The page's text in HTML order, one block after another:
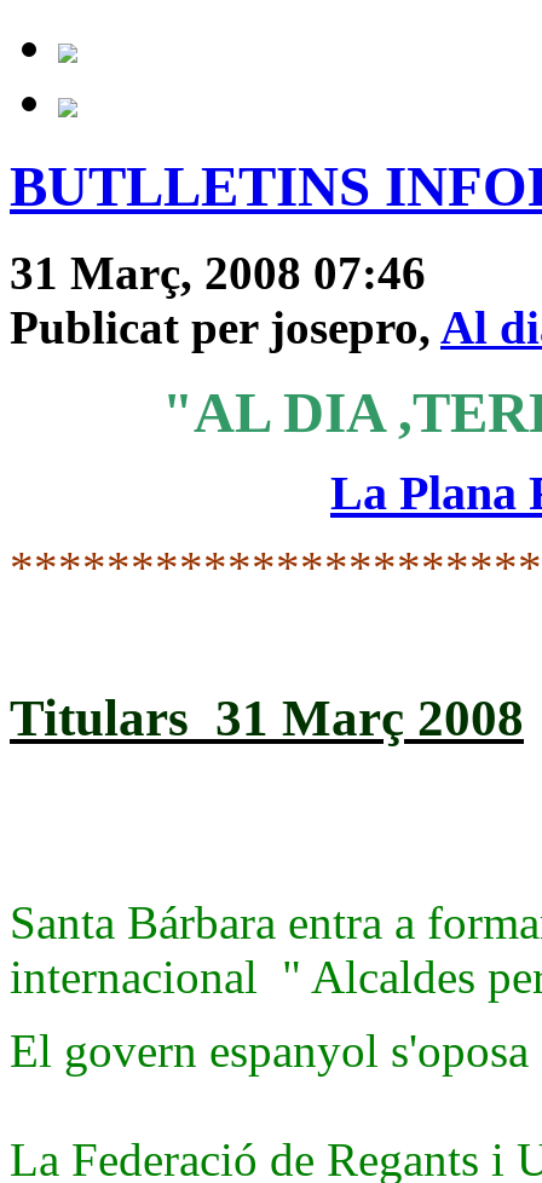
BUTLLETINS
31 Març, 2008 07:46
Publicat per josepro, Al
"AL DIA
La Plana
Titulars 31 Març 2008
Santa Bárbara entra a
internacional " Alcaldes
El govern espanyol
La Federació de Regants i